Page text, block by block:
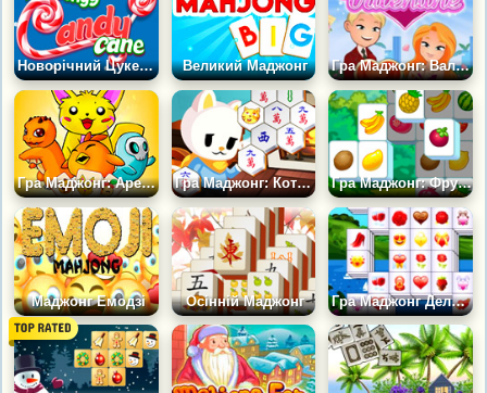
Новорічний Цукерковий Маджонг Великий Маджонг Гра Маджонг: Валентин
Гра Маджонг: Арена Монстрів Гра Маджонг: Коти Гексагон Гра Маджонг: Фрукти
Маджонг Емодзі Осінній Маджонг Гра Маджонг Делюкс: Валентин